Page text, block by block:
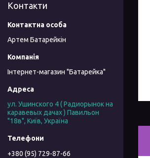
Контакти
Артем Батарейкін
Інтернет-магазин "Батарейка"
ул. Ушинского 4 ( Радиорынок на
каравевых дачах ) Павильон
"18в", Київ, Україна
+380 (95) 729-87-66